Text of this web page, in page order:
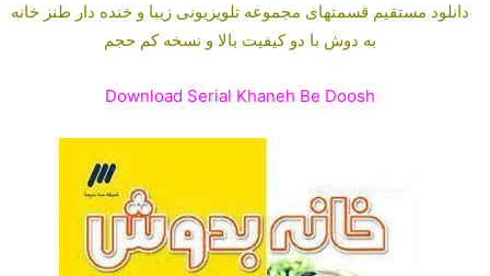
دانلود مستقیم قسمتهای مجموعه تلویزیونی زیبا و خنده دار طنز خانه
به دوش با دو کیفیت بالا و نسخه کم حجم
Download Serial Khaneh Be Doosh